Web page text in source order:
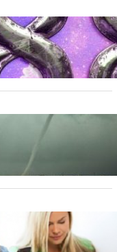
Ce să Eviți pe
Fluxul
extreme: Canicula
în august
urilor asupra
zilnic ne afectează